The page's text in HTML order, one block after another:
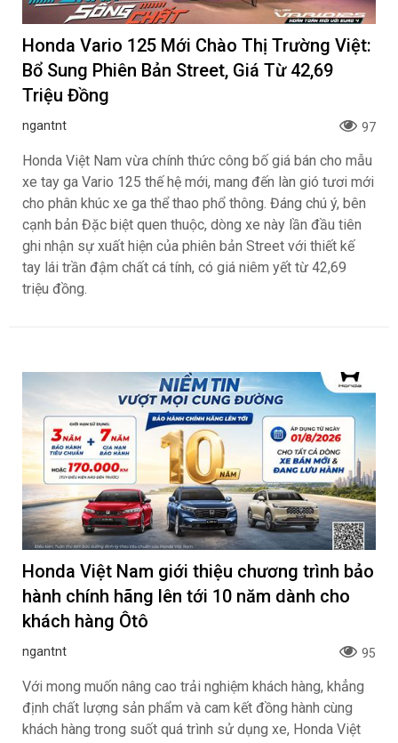
Honda Vario 125 Mới Chào Thị Trường Việt:
Bổ Sung Phiên Bản Street, Giá Từ 42,69
Triệu Đồng
ngantnt 97
Honda Việt Nam vừa chính thức công bố giá bán cho mẫu
xe tay ga Vario 125 thế hệ mới, mang đến làn gió tươi mới
cho phân khúc xe ga thể thao phổ thông. Đáng chú ý, bên
cạnh bản Đặc biệt quen thuộc, dòng xe này lần đầu tiên
ghi nhận sự xuất hiện của phiên bản Street với thiết kế
tay lái trần đậm chất cá tính, có giá niêm yết từ 42,69
triệu đồng.
Honda Việt Nam giới thiệu chương trình bảo
hành chính hãng lên tới 10 năm dành cho
khách hàng Ôtô
ngantnt 95
Với mong muốn nâng cao trải nghiệm khách hàng, khẳng
định chất lượng sản phẩm và cam kết đồng hành cùng
khách hàng trong suốt quá trình sử dụng xe, Honda Việt